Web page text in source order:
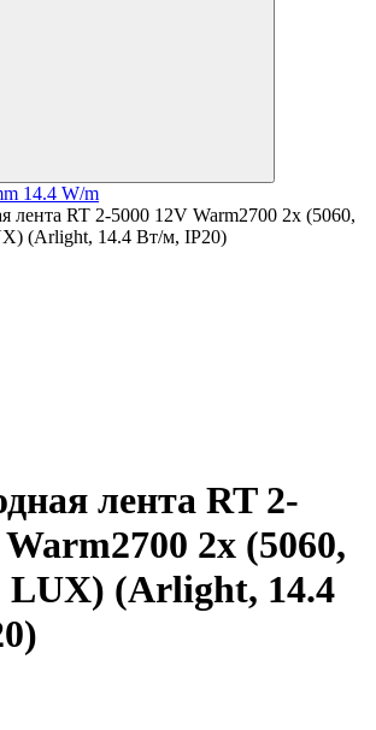
14.4 W/m
лента RT 2-5000 12V Warm2700 2x (5060,
(Arlight, 14.4 Вт/м, IP20)
лента RT 2-
2x (5060,
LUX) (Arlight, 14.4